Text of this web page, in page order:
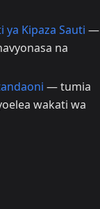
ya Kipaza Sauti —
na
— tumia
wakati wa